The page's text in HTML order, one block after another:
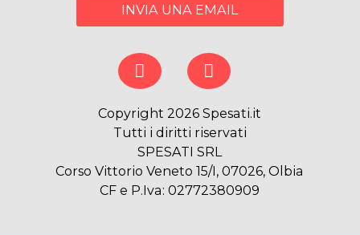
INVIA UNA EMAIL
Copyright 2026 Spesati.it
Tutti i diritti riservati
SPESATI SRL
Corso Vittorio Veneto 15/I, 07026, Olbia
CF e P.Iva: 02772380909